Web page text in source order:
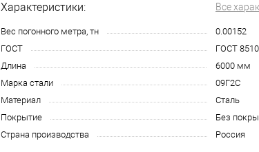
Характеристики: Все
Вес погонного метра, тн
0.00152
ГОСТ
ГОСТ
Длина
6000 мм
Марка стали
09Г2С
Материал
Сталь
Покрытие
Без
Страна производства
Россия